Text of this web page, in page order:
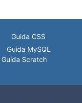
Guida CSS
Guida MySQL
Guida Scratch